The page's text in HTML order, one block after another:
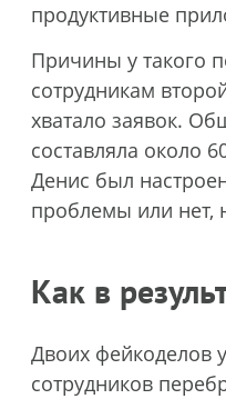
продуктивные
Причины у такого
сотрудникам
хватало заявок.
составляла около
Денис был
проблемы или нет,
Как в
Двоих фейкоделов
сотрудников